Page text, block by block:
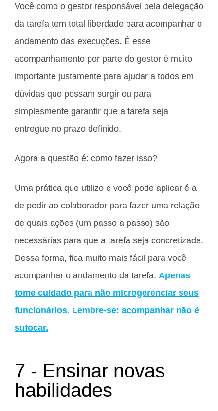
Você como o gestor responsável pela delegação
da tarefa tem total liberdade para acompanhar o
andamento das execuções. É esse
acompanhamento por parte do gestor é muito
importante justamente para ajudar a todos em
dúvidas que possam surgir ou para
simplesmente garantir que a tarefa seja
entregue no prazo definido.
Agora a questão é: como fazer isso?
Uma prática que utilizo e você pode aplicar é a
de pedir ao colaborador para fazer uma relação
de quais ações (um passo a passo) são
necessárias para que a tarefa seja concretizada.
Dessa forma, fica muito mais fácil para você
acompanhar o andamento da tarefa. Apenas
tome cuidado para não microgerenciar seus
funcionários. Lembre-se: acompanhar não é
sufocar.
7 - Ensinar novas
habilidades